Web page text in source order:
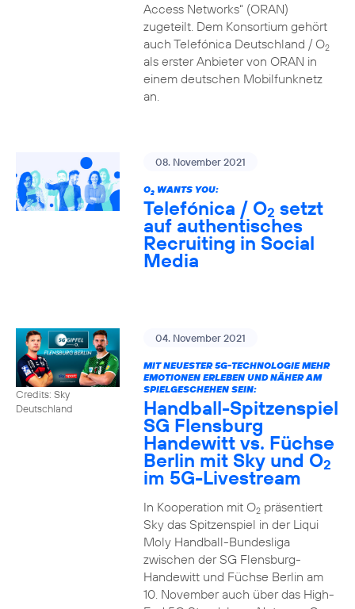
Access Networks“ (ORAN)
zugeteilt. Dem Konsortium gehört
auch Telefónica Deutschland / O2
als erster Anbieter von ORAN in
einem deutschen Mobilfunknetz
an.
08. November 2021
O2WANTS YOU:
Telefónica / O2 setzt
auf authentisches
Recruiting in Social
Media
Credits: Sky
Deutschland
04. November 2021
MIT NEUESTER 5G-TECHNOLOGIE MEHR
EMOTIONEN ERLEBEN UND NÄHER AM
SPIELGESCHEHEN SEIN:
Handball-Spitzenspiel
SG Flensburg
Handewitt vs. Füchse
Berlin mit Sky und O2
im 5G-Livestream
In Kooperation mit O2präsentiert
Sky das Spitzenspiel in der Liqui
Moly Handball-Bundesliga
zwischen der SG Flensburg-
Handewitt und Füchse Berlin am
10. November auch über das High-